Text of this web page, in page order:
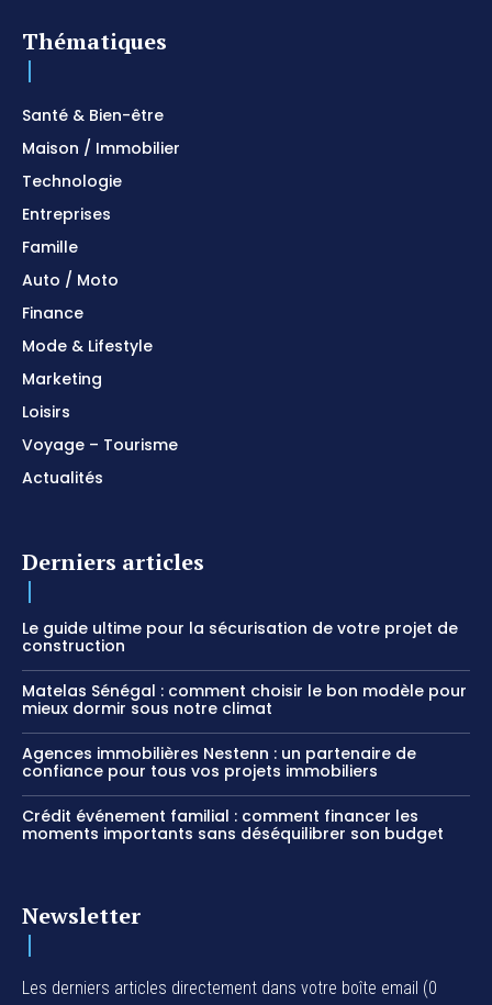
Thématiques
Santé & Bien-être
Maison / Immobilier
Technologie
Entreprises
Famille
Auto / Moto
Finance
Mode & Lifestyle
Marketing
Loisirs
Voyage – Tourisme
Actualités
Derniers articles
Le guide ultime pour la sécurisation de votre projet de
construction
Matelas Sénégal : comment choisir le bon modèle pour
mieux dormir sous notre climat
Agences immobilières Nestenn : un partenaire de
confiance pour tous vos projets immobiliers
Crédit événement familial : comment financer les
moments importants sans déséquilibrer son budget
Newsletter
Les derniers articles directement dans votre boîte email (0